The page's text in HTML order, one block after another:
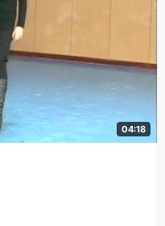
04:18